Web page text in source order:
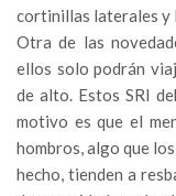
cortinillas laterales y
Otra de las
ellos solo podrán
de alto. Estos SRI
motivo es que el
hombros, algo que
hecho, tienden a